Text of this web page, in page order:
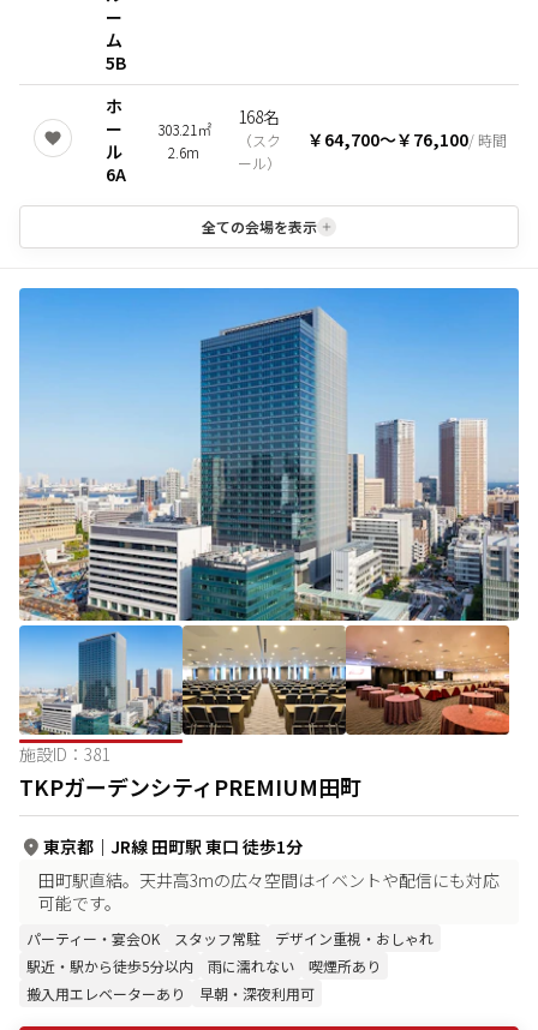
ー
ム
5B
ホ
ー
ル
6A
303.21㎡
2.6m
168名
（スク
ール）
￥64,700〜￥76,100/ 時間
全ての会場を表示
施設ID： 381
TKPガーデンシティPREMIUM田町
東京都 ｜ JR線 田町駅 東口 徒歩1分
田町駅直結。天井高3mの広々空間はイベントや配信にも対応
可能です。
パーティー・宴会OK スタッフ常駐
デザイン重視・おしゃれ
駅近・駅から徒歩5分以内
雨に濡れない
喫煙所あり
搬入用エレベーターあり
早朝・深夜利用可